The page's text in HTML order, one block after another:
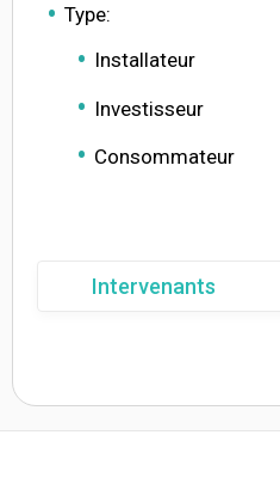
Type:
Installateur
Investisseur
Consommateur
Intervenants